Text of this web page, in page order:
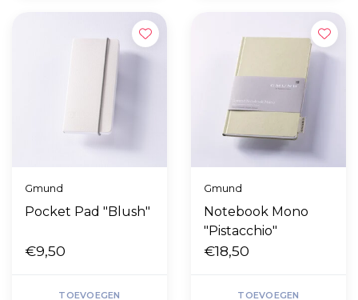
Gmund
Pocket Pad "Blush"
€9,50
TOEVOEGEN
Gmund
Notebook Mono
"Pistacchio"
€18,50
TOEVOEGEN